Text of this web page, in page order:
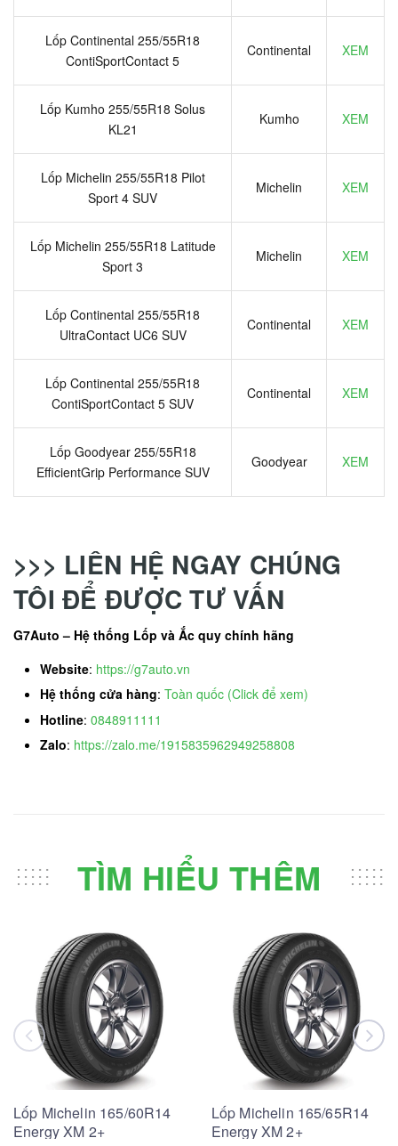
Lốp Continental 255/55R18
ContiSportContact 5
Continental XEM
Lốp Kumho 255/55R18 Solus
KL21
Kumho XEM
Lốp Michelin 255/55R18 Pilot
Sport 4 SUV
Michelin XEM
Lốp Michelin 255/55R18 Latitude
Sport 3
Michelin XEM
Lốp Continental 255/55R18
UltraContact UC6 SUV
Continental XEM
Lốp Continental 255/55R18
ContiSportContact 5 SUV
Continental XEM
Lốp Goodyear 255/55R18
EfficientGrip Performance SUV
Goodyear XEM
>>> LIÊN HỆ NGAY CHÚNG
TÔI ĐỂ ĐƯỢC TƯ VẤN
G7Auto – Hệ thống Lốp và Ắc quy chính hãng
Website: https://g7auto.vn
Hệ thống cửa hàng: Toàn quốc (Click để xem)
Hotline: 0848911111
Zalo: https://zalo.me/1915835962949258808
TÌM HIỂU THÊM
Lốp Michelin 165/60R14
Energy XM 2+
Lốp Michelin 165/65R14
Energy XM 2+